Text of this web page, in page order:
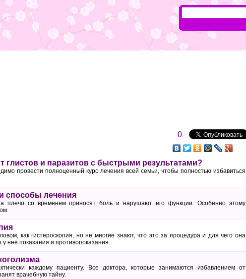
0
глистов и паразитов с быстрыми результатами?
провести полноценный курс лечения всей семьи, чтобы полностью избавиться
способы лечения
плечо со временем приносят боль и нарушают его функции. Особенно этому
как гистероскопия, но не многие знают, что это за процедура и для чего она
неё показания и противопоказания.
каждому пациенту. Все доктора, которые занимаются избавлением от
врачебную тайну.